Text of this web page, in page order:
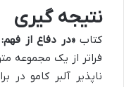
نتیجه گیری
کتاب«در دفاع از فهم:
فراتر از یک مجموعه
ناپذیر آلبر کامو در